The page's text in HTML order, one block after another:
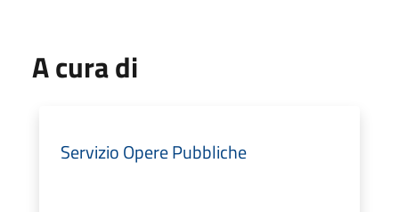
A cura di
Servizio Opere Pubbliche